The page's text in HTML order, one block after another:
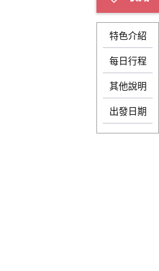
特色介紹
每日行程
其他說明
出發日期